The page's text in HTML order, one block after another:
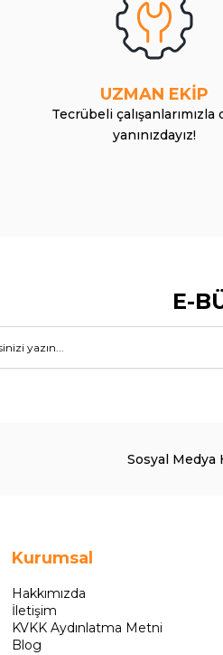
UZMAN EKİP
Tecrübeli çalışanlarımızla
yanınızdayız!
E-
Sosyal Medya
Kurumsal
Hakkımızda
İletişim
KVKK Aydınlatma Metni
Blog